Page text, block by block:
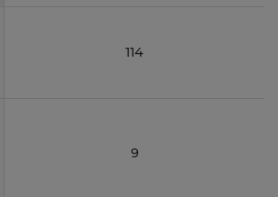
114
9